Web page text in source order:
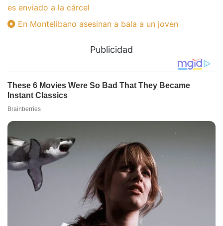
es enviado a la cárcel
En Montelibano asesinan a bala a un joven
Publicidad